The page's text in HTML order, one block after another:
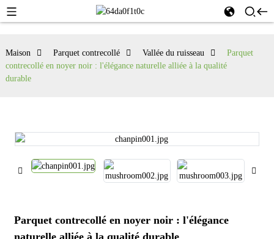
Maison Parquet contrecollé Vallée du ruisseau
Parquet
contrecollé en noyer noir : l'élégance naturelle alliée à la qualité
durable
Parquet contrecollé en noyer noir : l'élégance
naturelle alliée à la qualité durable